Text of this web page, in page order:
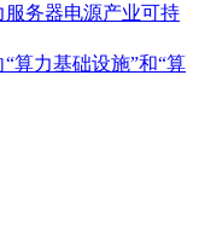
务器电源产业可持
算力基础设施”和“算